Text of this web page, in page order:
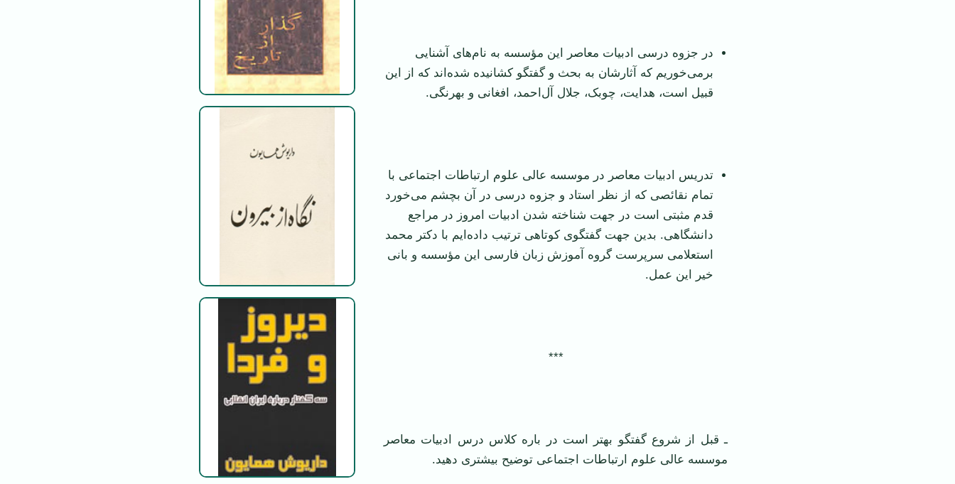
در جزوه درسی ادبیات معاصر این مؤسسه به نام‌های آشنایی
برمی‌خوریم که آثارشان به بحث و گفتگو کشانیده شده‌اند که از این
قبیل است، هدایت، چوبک، جلال آل‌احمد، افغانی و بهرنگی.
تدریس ادبیات معاصر در موسسه عالی علوم ارتباطات اجتماعی با
تمام نقائصی که از نظر استاد و جزوه درسی در آن بچشم می‌خورد
قدم مثبتی است در جهت شناخته شدن ادبیات امروز در مراجع
دانشگاهی. بدین جهت گفتگوی کوتاهی ترتیب داده‌ایم با دکتر محمد
استعلامی سرپرست گروه آموزش زبان فارسی این مؤسسه و بانی
خیر این عمل.
***
ـ قبل از شروع گفتگو بهتر است در باره کلاس درس ادبیات معاصر
موسسه عالی علوم ارتباطات اجتماعی توضیح بیشتری دهید.